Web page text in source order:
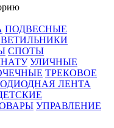
ПОДВЕСНЫЕ
СПОТЫ
УЛИЧНЫЕ
ТРЕКОВОЕ
ЛЕНТА
УПРАВЛЕНИЕ